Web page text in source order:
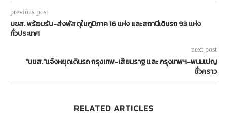
previous post
บขส. พร้อมรับ-ส่งพัสดุในภูมิภาค 16 แห่ง และสถานีเดินรถ 93 แห่ง
ทั่วประเทศ
next post
“บขส.”แจ้งหยุดเดินรถ กรุงเทพ-เสียมราฐ และ กรุงเทพฯ-พนมเปญ
ชั่วคราว
RELATED ARTICLES